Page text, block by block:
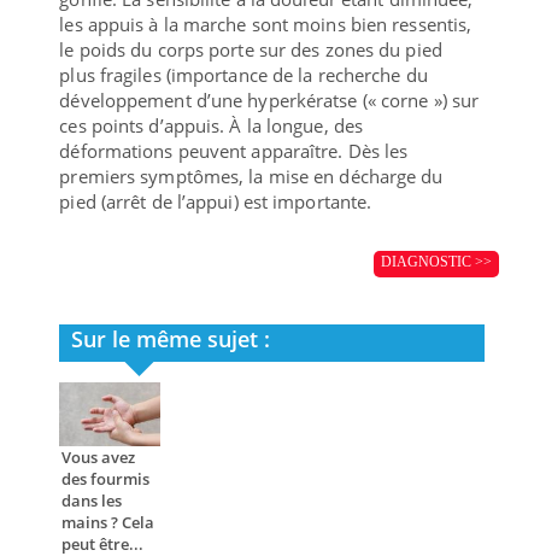
les appuis à la marche sont moins bien ressentis,
le poids du corps porte sur des zones du pied
plus fragiles (importance de la recherche du
développement d’une hyperkératse (« corne ») sur
ces points d’appuis. À la longue, des
déformations peuvent apparaître. Dès les
premiers symptômes, la mise en décharge du
pied (arrêt de l’appui) est importante.
DIAGNOSTIC >>
Sur le même sujet :
Vous avez
des fourmis
dans les
mains ? Cela
peut être...